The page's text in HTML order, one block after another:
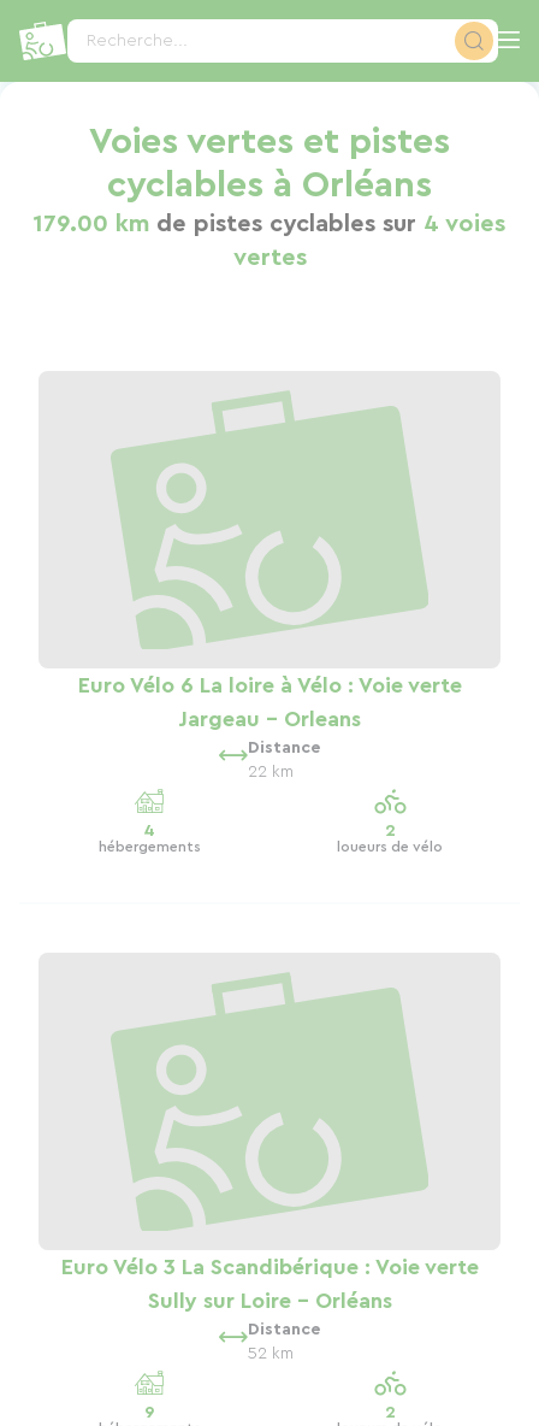
Recherche...
Voies vertes et pistes
cyclables à Orléans
179.00 km de pistes cyclables sur 4 voies
vertes
Euro Vélo 6 La loire à Vélo : Voie verte
Jargeau - Orleans
Distance
22 km
4
hébergements
2
loueurs de vélo
Euro Vélo 3 La Scandibérique : Voie verte
Sully sur Loire - Orléans
Distance
52 km
9 2
Panneau de gestion des cookies